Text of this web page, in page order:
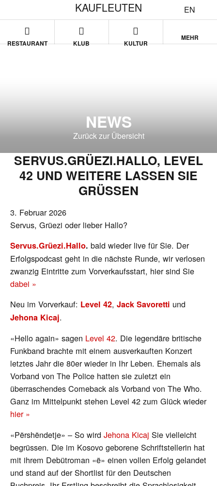
EN
KAUFLEUTEN
RESTAURANT KLUB KULTUR
MEHR
NEWS
Zurück zur Übersicht
SERVUS.GRÜEZI.HALLO, LEVEL
42 UND WEITERE LASSEN SIE
GRÜSSEN
3. Februar 2026
Servus, Grüezi oder lieber Hallo?
Servus.Grüezi.Hallo.bald wieder live für Sie. Der
Erfolgspodcast geht in die nächste Runde, wir verlosen
zwanzig Eintritte zum Vorverkaufsstart, hier sind Sie
dabei »
Neu im Vorverkauf: Level 42,Jack Savoretti und
Jehona Kicaj.
«Hello again» sagen Level 42. Die legendäre britische
Funkband brachte mit einem ausverkauften Konzert
letztes Jahr die 80er wieder in Ihr Leben. Ehemals als
Vorband von The Police hatten sie zuletzt ein
überraschendes Comeback als Vorband von The Who.
Ganz im Mittelpunkt stehen Level 42 zum Glück wieder
hier »
«Përshëndetje» – So wirdJehona Kicaj Sie vielleicht
begrüssen. Die im Kosovo geborene Schriftstellerin hat
mit ihrem Debütroman «ë» einen vollen Erfolg gelandet
und stand auf der Shortlist für den Deutschen